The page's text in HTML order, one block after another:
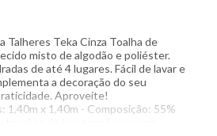
Talheres Teka Cinza Toalha de
misto de algodão e poliéster.
de até 4 lugares. Fácil de lavar e
a decoração do seu
Aproveite!
1,40m x 1,40m - Composição: 55%
de lavagem: Lavar com